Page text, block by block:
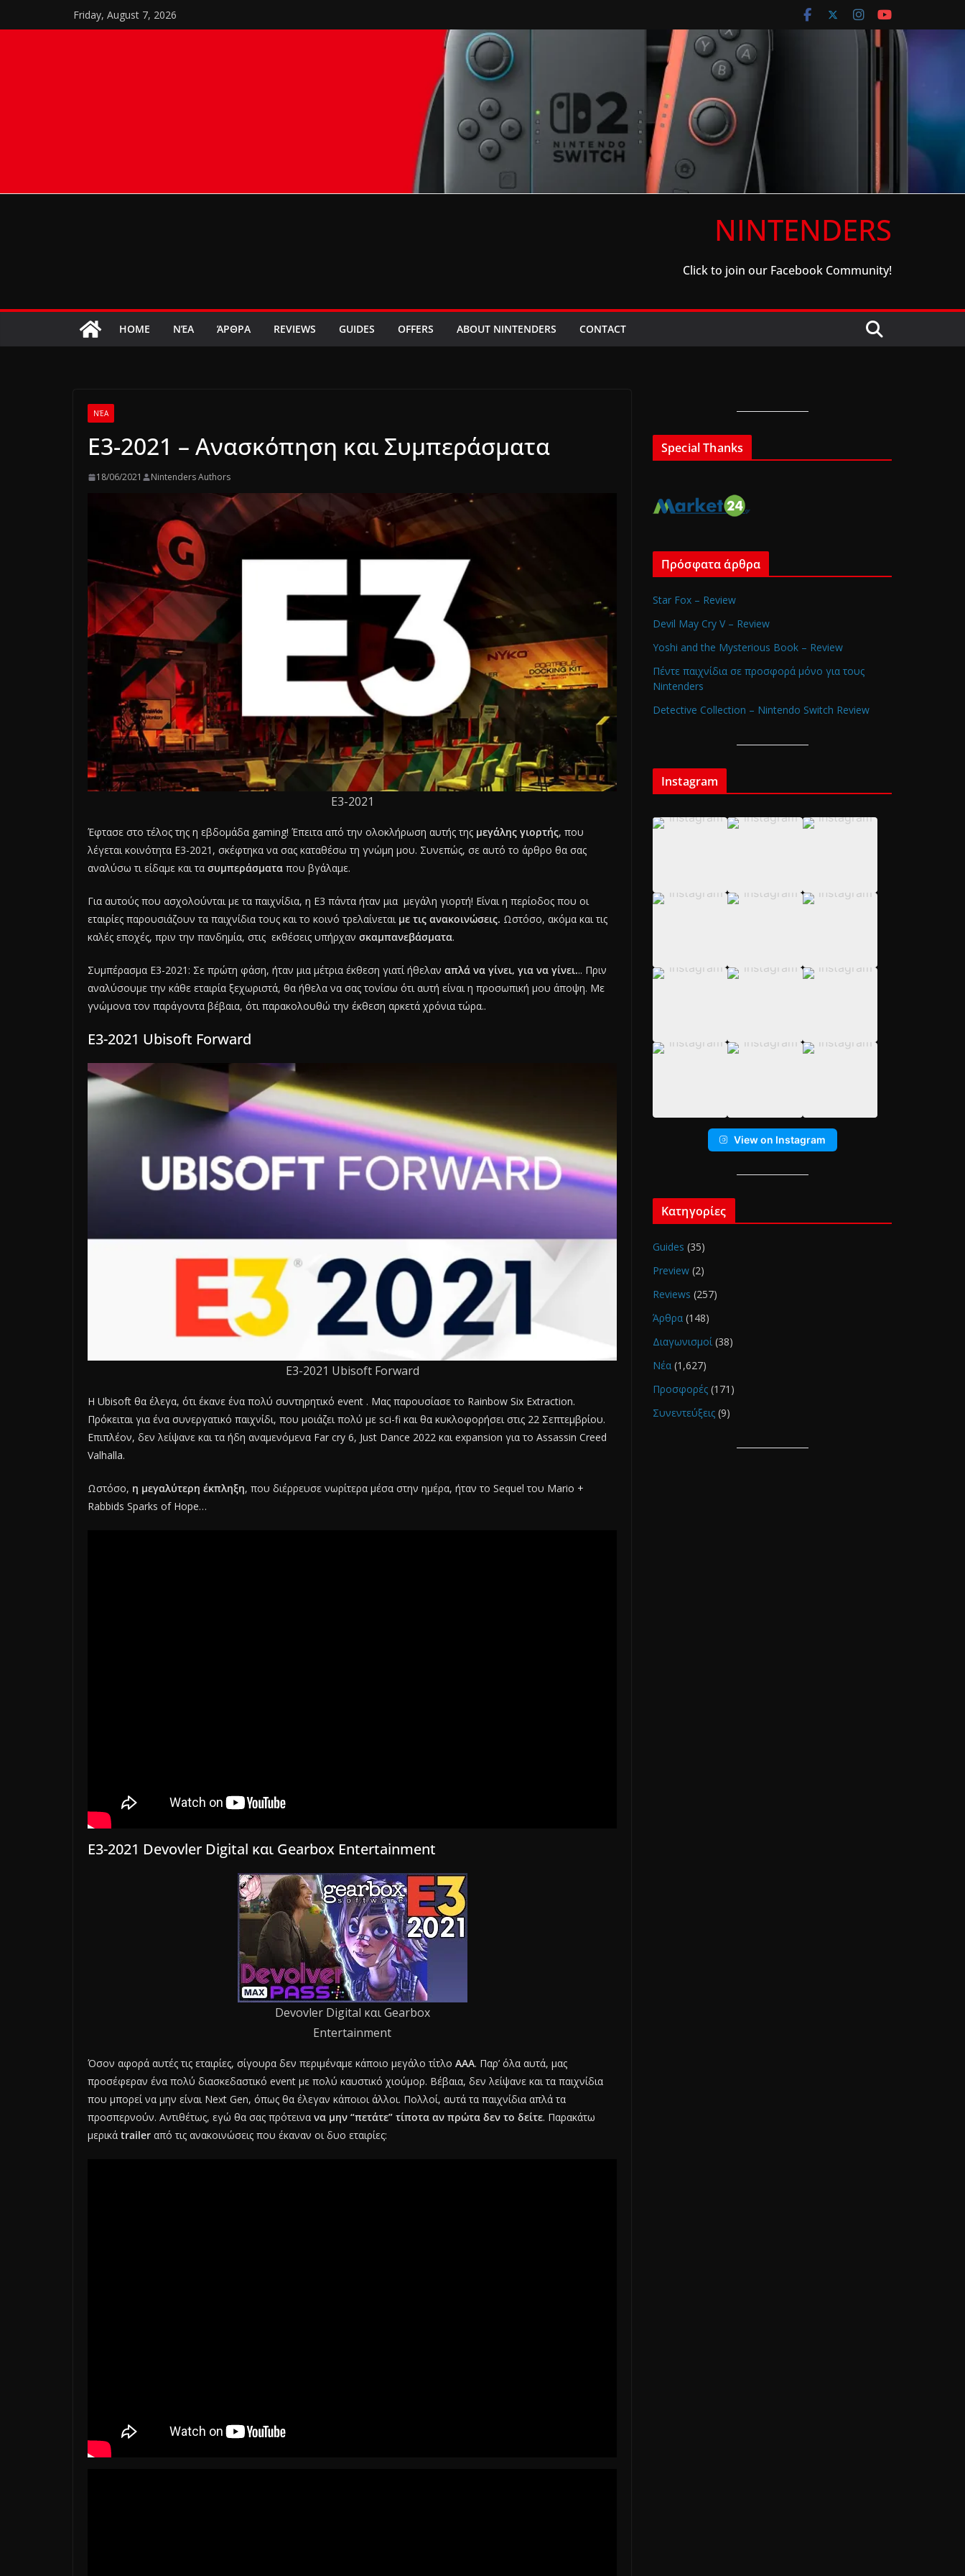
to
Friday, August 7, 2026
NINTENDERS
Click to join our Facebook Community!
HOME ΝΈΑ ΆΡΘΡΑ REVIEWS GUIDES OFFERS ABOUT NINTENDERS CONTACT
ΝΈΑ
E3-2021 – Ανασκόπηση και Συμπεράσματα
18/06/2021 Nintenders Authors
E3-2021
Έφτασε στο τέλος της η εβδομάδα gaming! Έπειτα από την ολοκλήρωση αυτής της μεγάλης γιορτής, που
λέγεται κοινότητα E3-2021, σκέφτηκα να σας καταθέσω τη γνώμη μου. Συνεπώς, σε αυτό το άρθρο θα σας
αναλύσω τι είδαμε και τα συμπεράσματα που βγάλαμε.
Για αυτούς που ασχολούνται με τα παιχνίδια, η Ε3 πάντα ήταν μια μεγάλη γιορτή! Είναι η περίοδος που οι
εταιρίες παρουσιάζουν τα παιχνίδια τους και το κοινό τρελαίνεται με τις ανακοινώσεις. Ωστόσο, ακόμα και τις
καλές εποχές, πριν την πανδημία, στις εκθέσεις υπήρχαν σκαμπανεβάσματα.
Συμπέρασμα E3-2021: Σε πρώτη φάση, ήταν μια μέτρια έκθεση γιατί ήθελαν απλά να γίνει, για να γίνει... Πριν
αναλύσουμε την κάθε εταιρία ξεχωριστά, θα ήθελα να σας τονίσω ότι αυτή είναι η προσωπική μου άποψη. Με
γνώμονα τον παράγοντα βέβαια, ότι παρακολουθώ την έκθεση αρκετά χρόνια τώρα..
E3-2021 Ubisoft Forward
Ε3-2021 Ubisoft Forward
H Ubisoft θα έλεγα, ότι έκανε ένα πολύ συντηρητικό event . Μας παρουσίασε το Rainbow Six Extraction.
Πρόκειται για ένα συνεργατικό παιχνίδι, που μοιάζει πολύ με sci-fi και θα κυκλοφορήσει στις 22 Σεπτεμβρίου.
Επιπλέον, δεν λείψανε και τα ήδη αναμενόμενα Far cry 6, Just Dance 2022 και expansion για το Assassin Creed
Valhalla.
Ωστόσο, η μεγαλύτερη έκπληξη, που διέρρευσε νωρίτερα μέσα στην ημέρα, ήταν το Sequel του Mario +
Rabbids Sparks of Hope…
E3-2021 Devovler Digital και Gearbox Entertainment
Devovler Digital και Gearbox
Entertainment
Όσον αφορά αυτές τις εταιρίες, σίγουρα δεν περιμέναμε κάποιο μεγάλο τίτλο ΑΑΑ. Παρ’ όλα αυτά, μας
προσέφεραν ένα πολύ διασκεδαστικό event με πολύ καυστικό χιούμορ. Βέβαια, δεν λείψανε και τα παιχνίδια
που μπορεί να μην είναι Next Gen, όπως θα έλεγαν κάποιοι άλλοι. Πολλοί, αυτά τα παιχνίδια απλά τα
προσπερνούν. Αντιθέτως, εγώ θα σας πρότεινα να μην “πετάτε” τίποτα αν πρώτα δεν το δείτε. Παρακάτω
μερικά trailer από τις ανακοινώσεις που έκαναν οι δυο εταιρίες:
Special Thanks
Πρόσφατα άρθρα
Star Fox – Review
Devil May Cry V – Review
Yoshi and the Mysterious Book – Review
Πέντε παιχνίδια σε προσφορά μόνο για τους
Nintenders
Detective Collection – Nintendo Switch Review
Instagram
View on Instagram
Κατηγορίες
Guides (35)
Preview (2)
Reviews (257)
Άρθρα (148)
Διαγωνισμοί (38)
Νέα (1,627)
Προσφορές (171)
Συνεντεύξεις (9)